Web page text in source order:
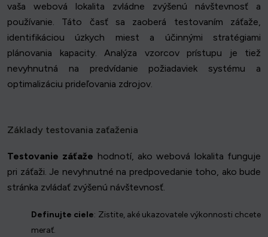
vaša webová lokalita zvládne zvýšenú návštevnosť a
používanie. Táto časť sa zaoberá testovaním záťaže,
identifikáciou úzkych miest a účinnými stratégiami
plánovania kapacity. Analýza vzorcov prístupu je tiež
nevyhnutná na predvídanie požiadaviek systému a
optimalizáciu prideľovania zdrojov.
Základy testovania zaťaženia
Testovanie záťaže hodnotí, ako webová lokalita funguje
pri záťaži. Je nevyhnutné na predpovedanie toho, ako bude
stránka zvládať zvýšenú návštevnosť.
Definujte ciele: Zistite, aké ukazovatele výkonnosti chcete
merať.